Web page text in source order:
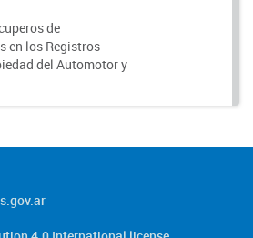
de
en los Registros
del Automotor y